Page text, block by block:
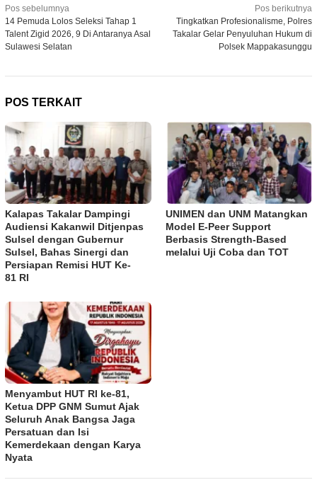
Navigasi
pos
Pos sebelumnya
14 Pemuda Lolos Seleksi Tahap 1
Talent Zigid 2026, 9 Di Antaranya Asal
Sulawesi Selatan
Pos berikutnya
Tingkatkan Profesionalisme, Polres
Takalar Gelar Penyuluhan Hukum di
Polsek Mappakasunggu
POS TERKAIT
Kalapas Takalar Dampingi
Audiensi Kakanwil Ditjenpas
Sulsel dengan Gubernur
Sulsel, Bahas Sinergi dan
Persiapan Remisi HUT Ke-
81 RI
UNIMEN dan UNM Matangkan
Model E-Peer Support
Berbasis Strength-Based
melalui Uji Coba dan TOT
Menyambut HUT RI ke-81,
Ketua DPP GNM Sumut Ajak
Seluruh Anak Bangsa Jaga
Persatuan dan Isi
Kemerdekaan dengan Karya
Nyata